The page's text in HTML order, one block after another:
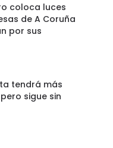
coloca luces
de A Coruña
por sus
tendrá más
sigue sin